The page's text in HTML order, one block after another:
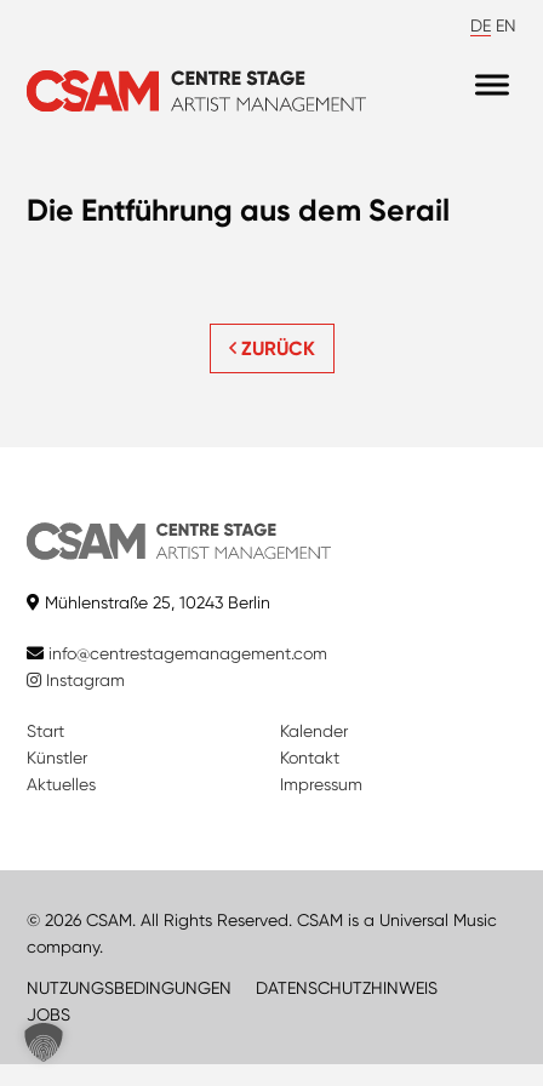
DE EN
Die Entführung aus dem Serail
ZURÜCK
Mühlenstraße 25, 10243 Berlin
info@centrestagemanagement.com
Instagram
Start
Künstler
Aktuelles
Kalender
Kontakt
Impressum
© 2026 CSAM. All Rights Reserved. CSAM is a Universal Music
company.
NUTZUNGSBEDINGUNGEN
DATENSCHUTZHINWEIS
JOBS